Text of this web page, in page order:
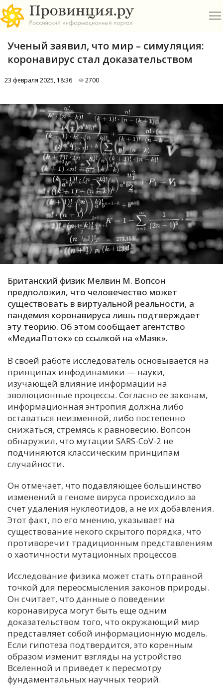
А
Б
В
Е
И
К
М
Н
О
П
Р
С
Т
У
Х
Ч
Я
Ученый заявил, что мир – симуляция:
коронавирус стал доказательством
23 февраля 2025, 18:36 2700
Британский физик Мелвин М. Вопсон
предположил, что человечество может
существовать в виртуальной реальности, а
пандемия коронавируса лишь подтверждает
эту теорию. Об этом сообщает агентство
«МедиаПоток» со ссылкой на «Маяк».
В своей работе исследователь основывается на
принципах инфодинамики — науки,
изучающей влияние информации на
эволюционные процессы. Согласно ее законам,
информационная энтропия должна либо
оставаться неизменной, либо постепенно
снижаться, стремясь к равновесию. Вопсон
обнаружил, что мутации SARS-CoV-2 не
подчиняются классическим принципам
случайности.
Он отмечает, что подавляющее большинство
изменений в геноме вируса происходило за
счет удаления нуклеотидов, а не их добавления.
Этот факт, по его мнению, указывает на
существование некого скрытого порядка, что
противоречит традиционным представлениям
о хаотичности мутационных процессов.
Исследование физика может стать отправной
точкой для переосмысления законов природы.
Он считает, что данные о поведении
коронавируса могут быть еще одним
доказательством того, что окружающий мир
представляет собой информационную модель.
Если гипотеза подтвердится, это коренным
образом изменит взгляды на устройство
Вселенной и приведет к пересмотру
фундаментальных научных теорий.